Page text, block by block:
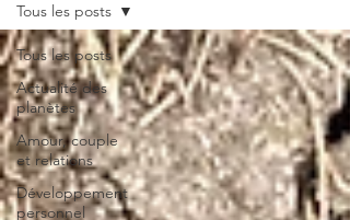
Tous les posts
Actualité des
planètes
Amour, couple
et relations
Développement
personnel
Tous les posts